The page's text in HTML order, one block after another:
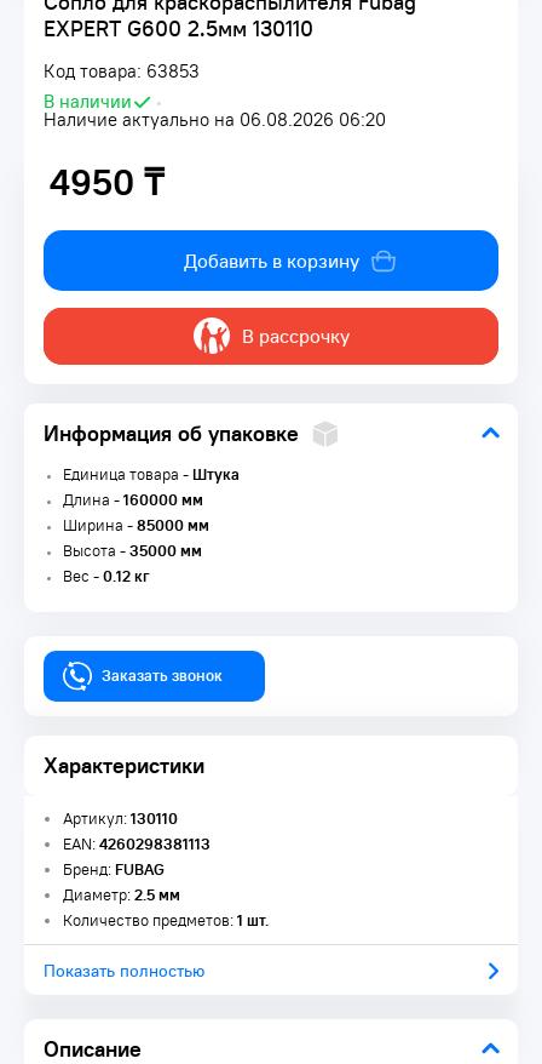
EXPERT G600 2.5мм 130110
Код товара: 63853
В наличии
•
Наличие актуально на 06.08.2026 06:20
4950 ₸
4950 ₸
Добавить в корзину
В рассрочку
Информация об упаковке
Единица товара -Штука
Длина -160000 мм
Ширина -85000 мм
Высота -35000 мм
Вес -0.12 кг
Заказать звонок
Характеристики
Описание
Артикул:130110
EAN:4260298381113
Бренд:FUBAG
Диаметр:2.5 мм
Количество предметов:1 шт.
Показать полностью